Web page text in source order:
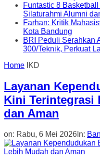
Funtastic 8
Silaturahmi Alumni
Farhan: Kritik
Kota Bandung
BRI Peduli Serahkan
300/Teknik, Perkuat
Home IKD
Layanan
Kini Terintegrasi
dan Aman
on: Rabu, 6 Mei 2026 In: